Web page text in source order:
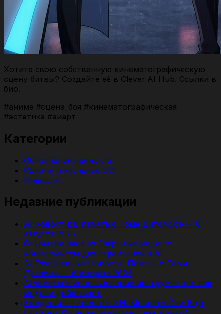
Хотите свою собственную кинематографическую
сцену битвы? Создайте её в Clever AI Hub. Ссылки в
био.
#аниме #сцена_боя #кинематографическая
#эстетика #аиарт
Категории
Обновления продукта
Советы и изучение ИИ
Новости
Недавние публикации
AI-новости: В память о Томе Дитоморе — 8
августа 2026
Открытые веса vs Закрытые модели:
компромиссы для строителей в AI
AI Ежедневные Новости: Память о Томи
Детаоме — 8 Августа 2026
AI-агенты и использование инструментов: как
модели действуют
Ежедневные новости ИИ: Mountain Dew Baja